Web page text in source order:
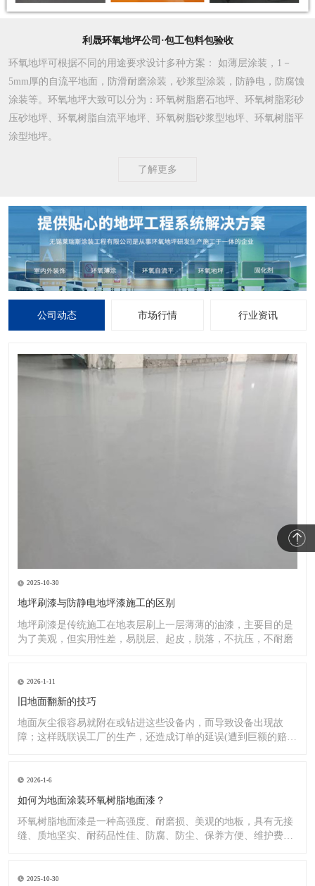
利晟环氧地坪公司·包工包料包验收
环氧地坪可根据不同的用途要求设计多种方案 ： 如薄层涂装，1－
5mm厚的自流平地面，防滑耐磨涂装，砂浆型涂装，防静电，防腐蚀
涂装等。环氧地坪大致可以分为：环氧树脂磨石地坪、环氧树脂彩砂
压砂地坪、环氧树脂自流平地坪、环氧树脂砂浆型地坪、环氧树脂平
涂型地坪。
了解更多
公司动态 市场行情 行业资讯
2025-10-30
地坪刷漆与防静电地坪漆施工的区别
地坪刷漆是传统施工在地表层刷上一层薄薄的油漆，主要目的是
为了美观，但实用性差，易脱层、起皮，脱落，不抗压，不耐磨
2026-1-11
旧地面翻新的技巧
地面灰尘很容易就附在或钻进这些设备内，而导致设备出现故
障；这样既联误工厂的生产，还造成订单的延误(遭到巨额的赔
2026-1-6
如何为地面涂装环氧树脂地面漆？
环氧树脂地面漆是一种高强度、耐磨损、美观的地板，具有无接
缝、质地坚实、耐药品性佳、防腐、防尘、保养方便、维护费用
2025-10-30